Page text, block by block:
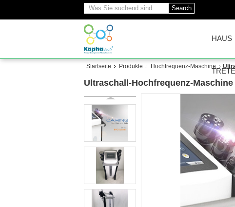
Search
HAUS
Startseite Produkte Hochfrequenz-Maschine
Ultraschall-Hochfrequenz-